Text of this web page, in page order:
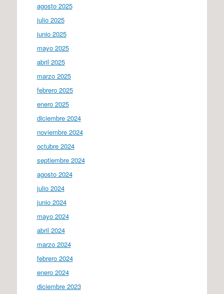
agosto 2025
julio 2025
junio 2025
mayo 2025
abril 2025
marzo 2025
febrero 2025
enero 2025
diciembre 2024
noviembre 2024
octubre 2024
septiembre 2024
agosto 2024
julio 2024
junio 2024
mayo 2024
abril 2024
marzo 2024
febrero 2024
enero 2024
diciembre 2023